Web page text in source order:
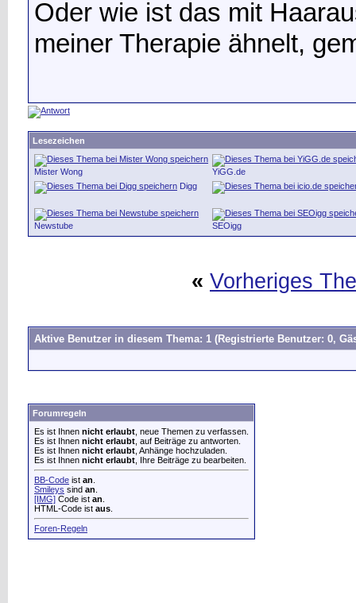
Oder wie ist das mit
meiner Therapie ähnelt,
Lesezeichen
Mister Wong
YiGG.de
Digg
Newstube SEOigg
« Vorheriges
Aktive Benutzer in diesem Thema: 1 (Registrierte Benutzer: 0,
Forumregeln
Es ist Ihnen nicht erlaubt , neue Themen zu verfassen.
Es ist Ihnen nicht erlaubt , auf Beiträge zu antworten.
Es ist Ihnen nicht erlaubt , Anhänge hochzuladen.
Es ist Ihnen nicht erlaubt , Ihre Beiträge zu bearbeiten.
BB-Code ist an
Smileys sind an
[IMG] Code ist an
HTML-Code ist aus
Foren-Regeln